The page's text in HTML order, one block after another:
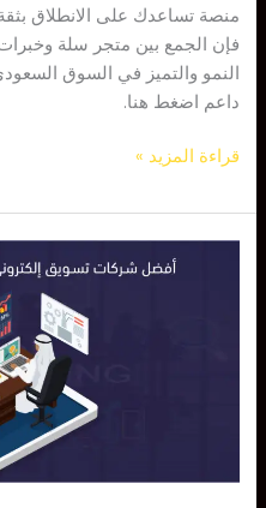
منصة تساعدك على الانطلاق بثقة
فإن الجمع بين متجر سلة
النمو والتميز في السوق
داعم اضغط هنا.
قراءة المزيد »